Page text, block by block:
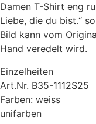
ja
zu
der
Liebe,
die
du
Menge
Damen T-Shirt eng
Liebe, die du bist.“
Bild kann vom
Hand veredelt wird.
Einzelheiten
Art.Nr. B35-1112S25
Farben: weiss
unifarben